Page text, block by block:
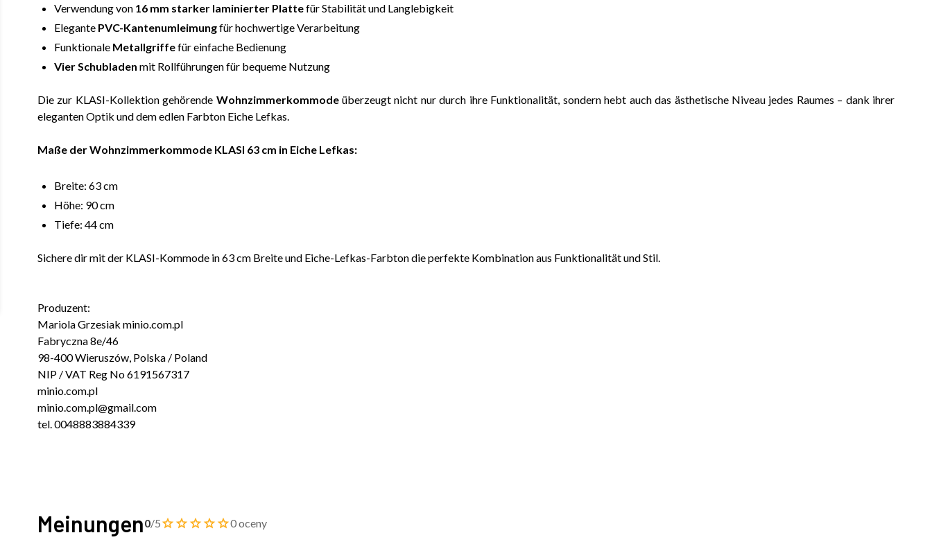
Verwendung von 16 mm starker laminierter Plattefür Stabilität und Langlebigkeit
Elegante PVC-Kantenumleimungfür hochwertige Verarbeitung
Funktionale Metallgriffefür einfache Bedienung
Vier Schubladen mit Rollführungen für bequeme Nutzung
Die zur KLASI-Kollektion gehörende Wohnzimmerkommodeüberzeugt nicht nur durch ihre Funktionalität, sondern hebt auch das ästhetische Niveau jedes Raumes – dank ihrer
eleganten Optik und dem edlen Farbton Eiche Lefkas.
Maße der Wohnzimmerkommode KLASI 63 cm in Eiche Lefkas:
Breite: 63 cm
Höhe: 90 cm
Tiefe: 44 cm
Sichere dir mit der KLASI-Kommode in 63 cm Breite und Eiche-Lefkas-Farbton die perfekte Kombination aus Funktionalität und Stil.
Produzent:
Mariola Grzesiak minio.com.pl
Fabryczna 8e/46
98-400 Wieruszów, Polska / Poland
NIP / VAT Reg No 6191567317
minio.com.pl
minio.com.pl@gmail.com
tel. 0048883884339
Meinungen0/5 0 oceny